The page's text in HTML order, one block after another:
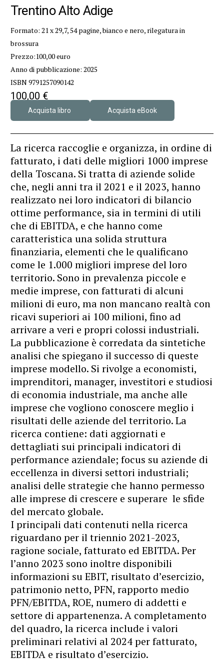
Trentino Alto Adige
Formato: 21 x 29,7, 54 pagine, bianco e nero, rilegatura in
brossura
Prezzo:100,00 euro
Anno di pubblicazione: 2025
ISBN 9791257090142
100,00 €
Acquista libro Acquista eBook
La ricerca raccoglie e organizza, in ordine di
fatturato, i dati delle migliori 1000 imprese
della Toscana. Si tratta di aziende solide
che, negli anni tra il 2021 e il 2023, hanno
realizzato nei loro indicatori di bilancio
ottime performance, sia in termini di utili
che di EBITDA, e che hanno come
caratteristica una solida struttura
finanziaria, elementi che le qualificano
come le 1.000 migliori imprese del loro
territorio. Sono in prevalenza piccole e
medie imprese, con fatturati di alcuni
milioni di euro, ma non mancano realtà con
ricavi superiori ai 100 milioni, fino ad
arrivare a veri e propri colossi industriali.
La pubblicazione è corredata da sintetiche
analisi che spiegano il successo di queste
imprese modello. Si rivolge a economisti,
imprenditori, manager, investitori e studiosi
di economia industriale, ma anche alle
imprese che vogliono conoscere meglio i
risultati delle aziende del territorio. La
ricerca contiene: dati aggiornati e
dettagliati sui principali indicatori di
performance aziendale; focus su aziende di
eccellenza in diversi settori industriali;
analisi delle strategie che hanno permesso
alle imprese di crescere e superare le sfide
del mercato globale.
I principali dati contenuti nella ricerca
riguardano per il triennio 2021-2023,
ragione sociale, fatturato ed EBITDA. Per
l’anno 2023 sono inoltre disponibili
informazioni su EBIT, risultato d’esercizio,
patrimonio netto, PFN, rapporto medio
PFN/EBITDA, ROE, numero di addetti e
settore di appartenenza. A completamento
del quadro, la ricerca include i valori
preliminari relativi al 2024 per fatturato,
EBITDA e risultato d’esercizio.